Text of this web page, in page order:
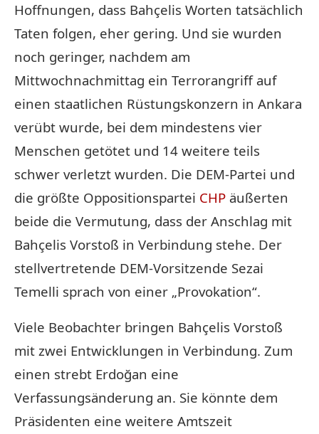
Hoffnungen, dass Bahçelis Worten tatsächlich
Taten folgen, eher gering. Und sie wurden
noch geringer, nachdem am
Mittwochnachmittag ein Terrorangriff auf
einen staatlichen Rüstungskonzern in Ankara
verübt wurde, bei dem mindestens vier
Menschen getötet und 14 weitere teils
schwer verletzt wurden. Die DEM-Partei und
die größte Oppositionspartei CHP äußerten
beide die Vermutung, dass der Anschlag mit
Bahçelis Vorstoß in Verbindung stehe. Der
stellvertretende DEM-Vorsitzende Sezai
Temelli sprach von einer „Provokation“.
Viele Beobachter bringen Bahçelis Vorstoß
mit zwei Entwicklungen in Verbindung. Zum
einen strebt Erdoğan eine
Verfassungsänderung an. Sie könnte dem
Präsidenten eine weitere Amtszeit